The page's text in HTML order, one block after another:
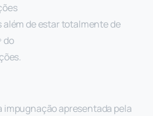
de estar totalmente de
do
impugnação apresentada pela